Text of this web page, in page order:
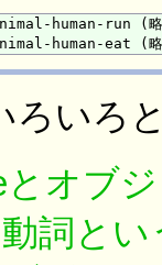
human-run (
ろいろ
とオブ
詞と